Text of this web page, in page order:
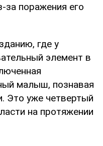
за поражения его
где у
элемент в
малыш, познавая
Это уже четвертый
на протяжении